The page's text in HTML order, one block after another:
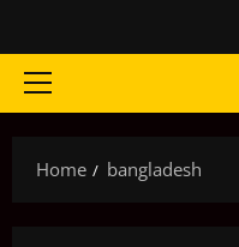
Primary
Home bangladesh